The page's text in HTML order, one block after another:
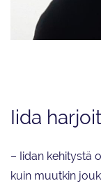
Iida
– Iidan kehitystä
kuin muutkin